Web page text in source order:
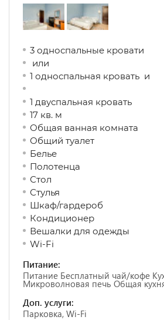
3 односпальные кровати
или
1 односпальная кровать и
1 двуспальная кровать
17 кв. м
Общая ванная комната
Общий туалет
Белье
Полотенца
Стол
Стулья
Шкаф/гардероб
Кондиционер
Вешалки для одежды
Wi-Fi
Питание:
Питание Бесплатный чай/кофе
Микроволновая печь Общая
Доп. услуги:
Парковка, Wi-Fi